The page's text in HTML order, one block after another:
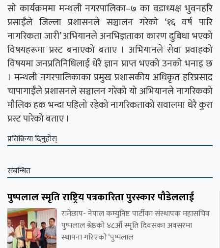
सो कार्यक्रममा मन्थली नगरपालिका–७ का वडाध्यक्ष भुवनहरि
प्रसाईँले जिल्ला प्रशासनले सञ्चालन गरेको ‘१६ वर्ष पारि
नागरिकता जारी’ अभियानले अनभिज्ञताका कारण दुबिधा भएको
विषयहरूमा प्रस्ट बनाएको बताए । अभियानले सेवा प्रवाहको
विषयमा जनप्रतिनिधिलाई धेरै ज्ञान प्राप्त भएको उनको भनाइ छ
। मन्थली नगरपालिकाका प्रमुख प्रशासकीय अधिकृत हरिप्रसाद
चापागाईँले प्रशासनले सञ्चालन गरेको यो अभियानले नागरिकको
मौलिक हक भन्दा पहिलो रहेको नागरिकताको सवालमा धेरै कुरा
प्रस्ट पारेको बताए ।
प्रतिक्रिया दिनुहोस्
संबन्धित
पुष्पलाल स्मृति राष्ट्रिय पत्रकारिता पुरस्कार पौडेललाई
रामेछाप- नेपाल कम्युनिष्ट पार्टीका संस्थापक महासचिव
पुष्पलाल श्रेष्ठको ४८औँ स्मृति दिवसका अवसरमा
स्थापना गरिएको ‘पुष्पलाल